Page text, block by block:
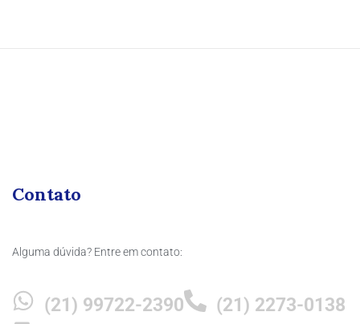
Contato
Alguma dúvida? Entre em contato:
(21) 99722-2390
(21) 2273-0138